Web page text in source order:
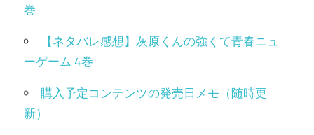
巻
【ネタバレ感想】灰原くんの強くて青春ニュ
ーゲーム 4巻
購入予定コンテンツの発売日メモ（随時更
新）